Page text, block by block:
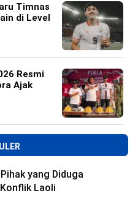
Timnas
di Level
Resmi
Ajak
yang Diduga
Laoli